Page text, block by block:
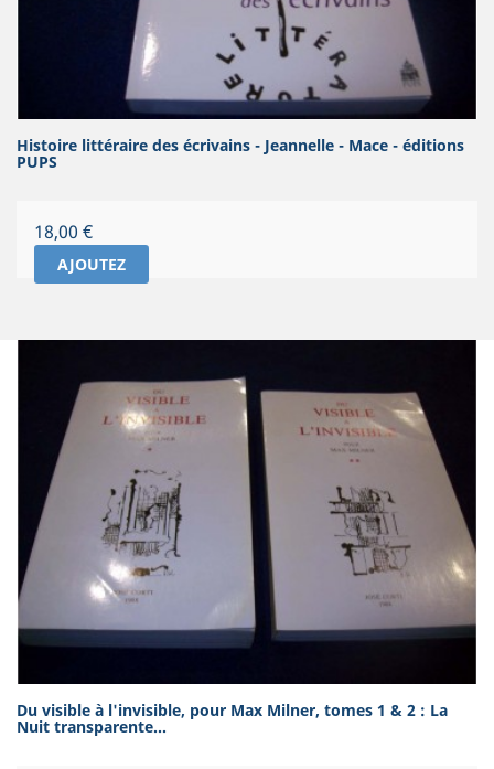
Histoire littéraire des écrivains - Jeannelle - Mace - éditions
PUPS
Prix
18,00 €
AJOUTEZ
Du visible à l'invisible, pour Max Milner, tomes 1 & 2 : La
Nuit transparente...